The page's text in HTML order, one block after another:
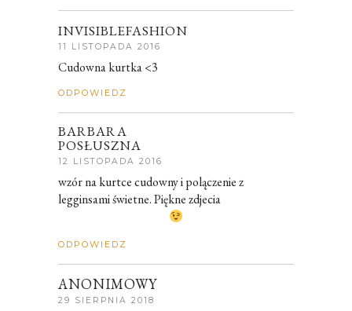
INVISIBLEFASHION
11 LISTOPADA 2016
Cudowna kurtka <3
ODPOWIEDZ
BARBARA
POSŁUSZNA
12 LISTOPADA 2016
wzór na kurtce cudowny i polączenie z
legginsami świetne. Piękne zdjecia
ODPOWIEDZ
ANONIMOWY
29 SIERPNIA 2018